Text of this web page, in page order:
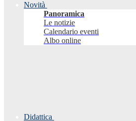
Novità
Panoramica
Le notizie
Calendario eventi
Albo online
Didattica